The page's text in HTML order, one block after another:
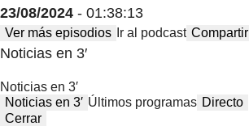
23/08/2024 - 01:38:13
Ver más episodios Ir al podcast Compartir
Noticias en 3′
Noticias en 3′
Noticias en 3′ Últimos programas Directo
Cerrar